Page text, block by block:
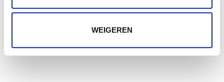
WEIGEREN